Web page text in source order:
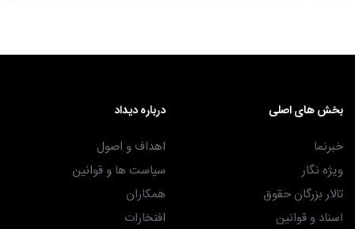
بخش های اصلی
خبرنما
ویژه نگار
تالار بزرگان حقوق
اسناد و قوانین
درباره دیداد
اهداف و اصول
سیاست ها و قوانین
همکاران
افتخارات